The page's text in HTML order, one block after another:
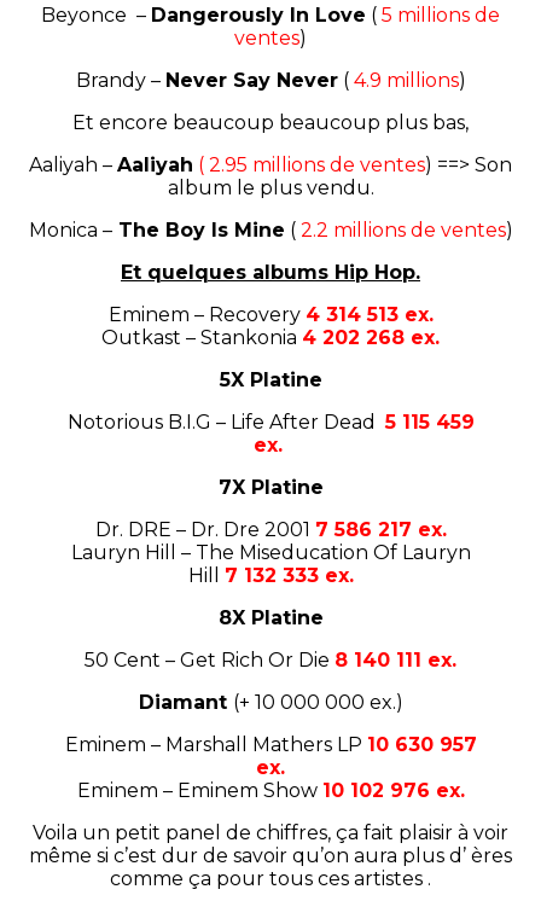
Beyonce – Dangerously In Love ( 5 millions de
ventes)
Brandy – Never Say Never(4.9 millions)
Et encore beaucoup beaucoup plus bas,
Aaliyah – Aaliyah ( 2.95 millions de ventes) ==> Son
album le plus vendu.
Monica –The Boy Is Mine (2.2 millions de ventes)
Et quelques albums Hip Hop.
Eminem – Recovery 4 314 513 ex.
Outkast – Stankonia 4 202 268 ex.
5X Platine
Notorious B.I.G – Life After Dead 5 115 459
ex.
7X Platine
Dr. DRE – Dr. Dre 2001 7 586 217 ex.
Lauryn Hill – The Miseducation Of Lauryn
Hill 7 132 333 ex.
8X Platine
50 Cent – Get Rich Or Die 8 140 111 ex.
Diamant (+ 10 000 000 ex.)
Eminem – Marshall Mathers LP 10 630 957
ex.
Eminem – Eminem Show 10 102 976 ex.
Voila un petit panel de chiffres, ça fait plaisir à voir
même si c’est dur de savoir qu’on aura plus d’ ères
comme ça pour tous ces artistes .